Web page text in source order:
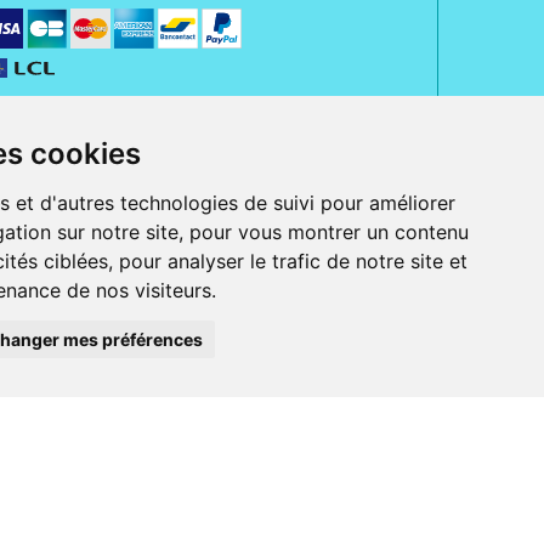
cookies
et d'autres technologies de suivi pour améliorer
sur notre site, pour vous montrer un contenu
ciblées, pour analyser le trafic de notre site et
de nos visiteurs.
mes préférences
Jeanne d' Harcourt, 80300 Albert.
ordonnance.
et iPod touch), ou sur Google Play (pour Androïd 5.0 ou version
Bancontact, PayPal.